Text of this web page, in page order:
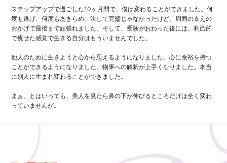
ステップアップで過ごした10ヶ月間で、僕は変わることができました。何
度も逃げ、何度もあきらめ、決して完璧じゃなかったけど、周囲の支えの
おかげで最後まで頑張れました。そして、受験がおわった後には、利己的
で痩せた感覚で生きる自分はもういませんでした。
他人のために生きようと心から思えるようになりました。心に余裕を持つ
ことができるようになりました。物事への解釈が上手くなりました。本当
に別人に生まれ変わることができました。
まぁ、とはいっても、美人を見たら鼻の下が伸びるところだけは全く変わ
っていませんが。